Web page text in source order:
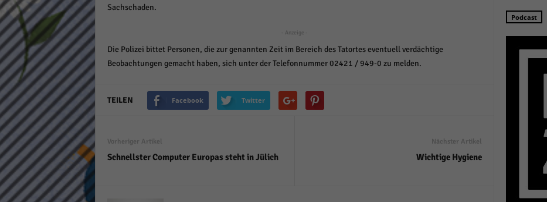
Sachschaden.
- Anzeige -
Die Polizei bittet Personen, die zur genannten Zeit im Bereich des Tatortes eventuell verdächtige
Beobachtungen gemacht haben, sich unter der Telefonnummer 02421 / 949-0 zu melden.
TEILEN Facebook Twitter
Vorheriger Artikel
Schnellster Computer Europas steht in Jülich
Nächster Artikel
Wichtige Hygiene
Podcast
Marketing-Cookies werden von Drittanbietern oder Publishern verwendet, um personalisierte
Werbung anzuzeigen. Sie tun dies, indem sie Besucher über Websites hinweg verfolgen.
Externe Medien (6)
Wenn Cookies von externen Medien akzeptiert werden, bedarf der Zugriff auf diese Inhalte
keiner manuellen Einwilligung mehr.
Datenschutzerklärung Impressum